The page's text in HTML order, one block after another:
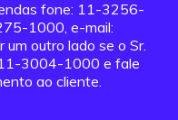
fone: 11-3256-
1000, e-mail:
outro lado se o Sr.
11-3004-1000 e fale
ao cliente.